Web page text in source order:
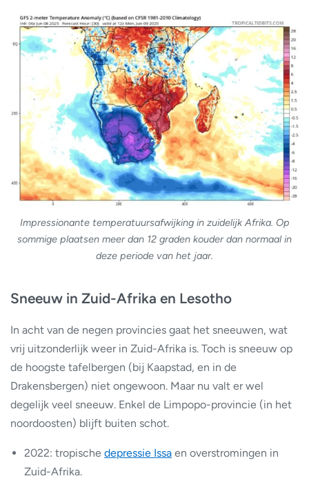
Impressionante temperatuursafwijking in zuidelijk Afrika. Op
sommige plaatsen meer dan 12 graden kouder dan normaal in
deze periode van het jaar.
Sneeuw in Zuid-Afrika en Lesotho
In acht van de negen provincies gaat het sneeuwen, wat
vrij uitzonderlijk weer in Zuid-Afrika is. Toch is sneeuw op
de hoogste tafelbergen (bij Kaapstad, en in de
Drakensbergen) niet ongewoon. Maar nu valt er wel
degelijk veel sneeuw. Enkel de Limpopo-provincie (in het
noordoosten) blijft buiten schot.
2022: tropische depressie Issa en overstromingen in
Zuid-Afrika.